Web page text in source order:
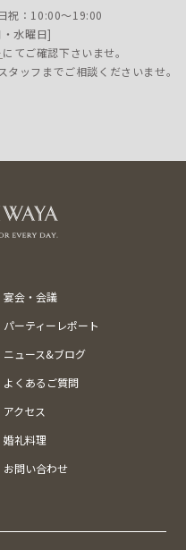
：10:00〜19:00
水曜日]
にてご確認下さいませ。
ッフまでご相談くださいませ。
宴会・会議
パーティーレポート
ニュース&ブログ
よくあるご質問
アクセス
婚礼料理
お問い合わせ